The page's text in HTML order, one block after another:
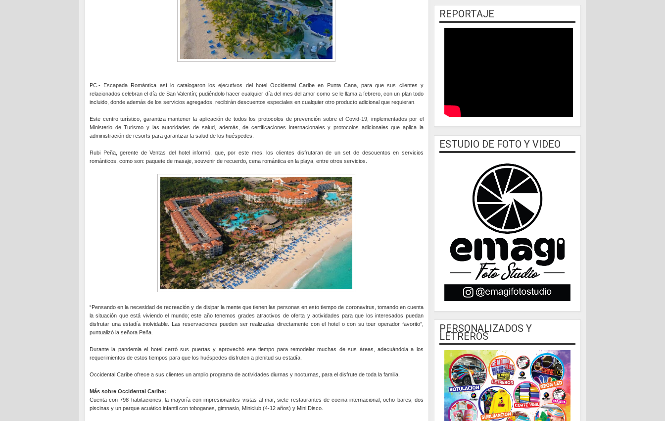
PC.- Escapada Romántica así lo catalogaron los ejecutivos del hotel Occidental Caribe en Punta Cana, para que sus clientes y
relacionados celebran el día de San Valentín; pudiéndolo hacer cualquier día del mes del amor como se le llama a febrero, con un plan todo
incluido, donde además de los servicios agregados, recibirán descuentos especiales en cualquier otro producto adicional que requieran.
Este centro turístico, garantiza mantener la aplicación de todos los protocolos de prevención sobre el Covid-19, implementados por el
Ministerio de Turismo y las autoridades de salud, además, de certificaciones internacionales y protocolos adicionales que aplica la
administración de resorts para garantizar la salud de los huéspedes.
Rubi Peña, gerente de Ventas del hotel informó, que, por este mes, los clientes disfrutaran de un set de descuentos en servicios
románticos, como son: paquete de masaje, souvenir de recuerdo, cena romántica en la playa, entre otros servicios.
“Pensando en la necesidad de recreación y de disipar la mente que tienen las personas en esto tiempo de coronavirus, tomando en cuenta
la situación que está viviendo el mundo; este año tenemos grades atractivos de oferta y actividades para que los interesados puedan
disfrutar una estadía inolvidable. Las reservaciones pueden ser realizadas directamente con el hotel o con su tour operador favorito”,
puntualizó la señora Peña.
Durante la pandemia el hotel cerró sus puertas y aprovechó ese tiempo para remodelar muchas de sus áreas, adecuándola a los
requerimientos de estos tiempos para que los huéspedes disfruten a plenitud su estadía.
Occidental Caribe ofrece a sus clientes un amplio programa de actividades diurnas y nocturnas, para el disfrute de toda la familia.
Más sobre Occidental Caribe:
Cuenta con 798 habitaciones, la mayoría con impresionantes vistas al mar, siete restaurantes de cocina internacional, ocho bares, dos
piscinas y un parque acuático infantil con toboganes, gimnasio, Miniclub (4-12 años) y Mini Disco.
REPORTAJE
ESTUDIO DE FOTO Y VIDEO
PERSONALIZADOS Y
LETREROS